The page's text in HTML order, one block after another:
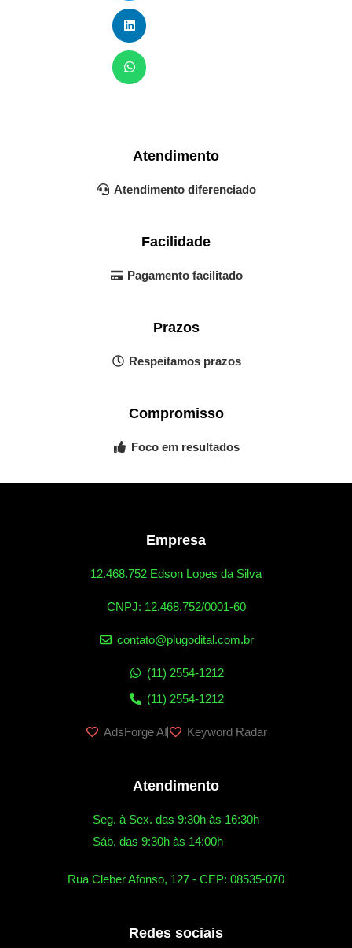
Atendimento
Facilidade
Prazos
Compromisso
Atendimento diferenciado
Pagamento facilitado
Respeitamos prazos
Foco em resultados
Empresa
12.468.752 Edson Lopes da Silva
CNPJ: 12.468.752/0001-60
contato@plugodital.com.br
(11) 2554-1212
(11) 2554-1212
AdsForge AI Keyword Radar
Atendimento
Seg. à Sex. das 9:30h às 16:30h
Sáb. das 9:30h às 14:00h
Rua Cleber Afonso, 127 - CEP: 08535-070
Redes sociais